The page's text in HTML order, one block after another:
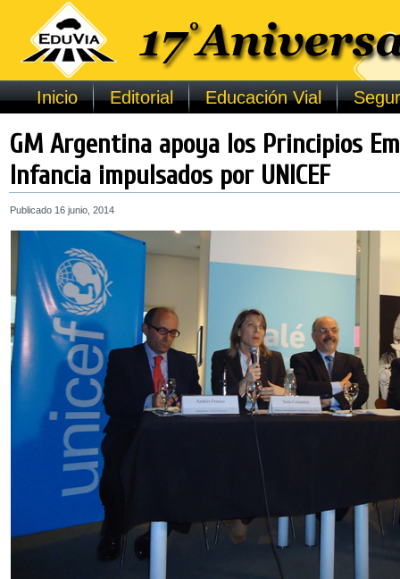
Inicio Editorial Educación Vial
GM Argentina apoya los Principios
Infancia impulsados por UNICEF
Publicado 16 junio, 2014